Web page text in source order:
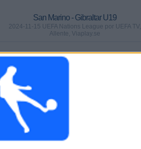
San Marino - Gibraltar U19
2024-11-15 UEFA Nations League por UEFA TV,
Allente, Viaplay.se
UTAN GRATIS
MATCH